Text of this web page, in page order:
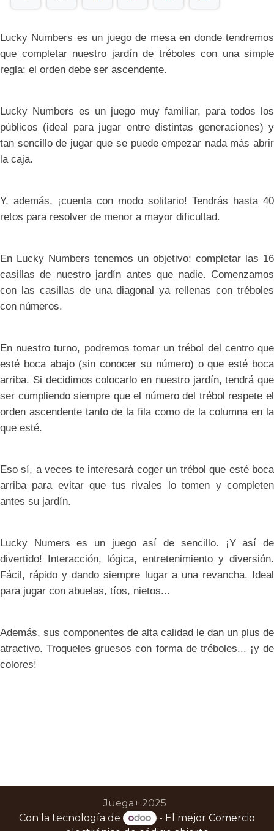
Lucky Numbers es un juego de mesa en donde tendremos
que completar nuestro jardín de tréboles con una simple
regla: el orden debe ser ascendente.
Lucky Numbers es un juego muy familiar, para todos los
públicos (ideal para jugar entre distintas generaciones) y
tan sencillo de jugar que se puede empezar nada más abrir
la caja.
Y, además, ¡cuenta con modo solitario! Tendrás hasta 40
retos para resolver de menor a mayor dificultad.
En Lucky Numbers tenemos un objetivo: completar las 16
casillas de nuestro jardín antes que nadie. Comenzamos
con las casillas de una diagonal ya rellenas con tréboles
con números.
En nuestro turno, podremos tomar un trébol del centro que
esté boca abajo (sin conocer su número) o que esté boca
arriba. Si decidimos colocarlo en nuestro jardín, tendrá que
ser cumpliendo siempre que el número del trébol respete el
orden ascendente tanto de la fila como de la columna en la
que esté.
Eso sí, a veces te interesará coger un trébol que esté boca
arriba para evitar que tus rivales lo tomen y completen
antes su jardín.
Lucky Numers es un juego así de sencillo. ¡Y así de
divertido! Interacción, lógica, entretenimiento y diversión.
Fácil, rápido y dando siempre lugar a una revancha. Ideal
para jugar con abuelas, tíos, nietos...
Además, sus componentes de alta calidad le dan un plus de
atractivo. Troqueles gruesos con forma de tréboles... ¡y de
colores!
Juega+ 2025
Con la tecnología de
- El mejor Comercio